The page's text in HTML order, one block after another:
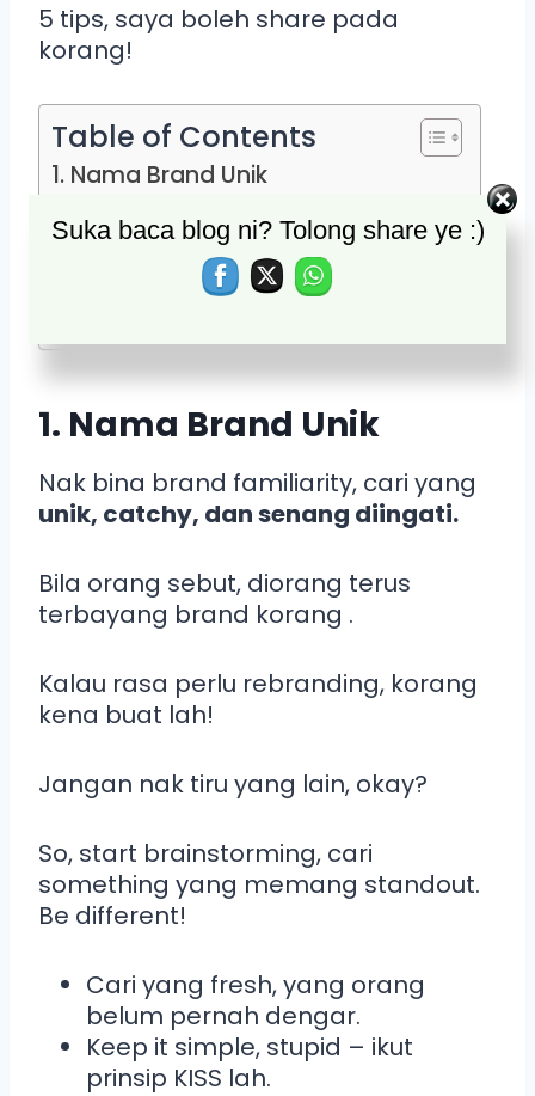
5 tips, saya boleh share pada
korang!
Table of Contents
1. Nama Brand Unik
3. Brand Positioning,
4. Brand Awareness
1. Nama Brand Unik
Nak bina brand familiarity, cari yang
unik, catchy, dan senang diingati.
Bila orang sebut, diorang terus
terbayang brand korang .
Kalau rasa perlu rebranding, korang
kena buat lah!
Jangan nak tiru yang lain, okay?
So, start brainstorming, cari
something yang memang standout.
Be different!
Cari yang fresh, yang orang
belum pernah dengar.
Keep it simple, stupid – ikut
prinsip KISS lah.
Suka baca blog ni? Tolong share ye :)